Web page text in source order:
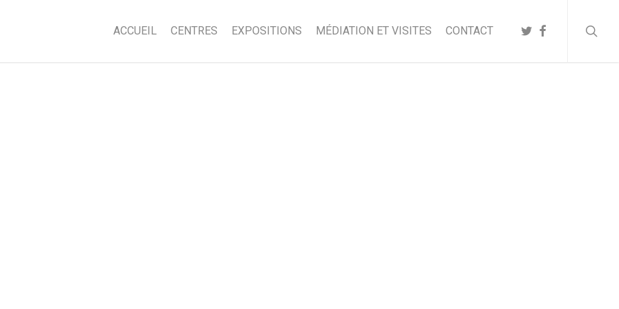
ACCUEIL CENTRES EXPOSITIONS MÉDIATION ET VISITES CONTACT TWITTER
FACEBOOK